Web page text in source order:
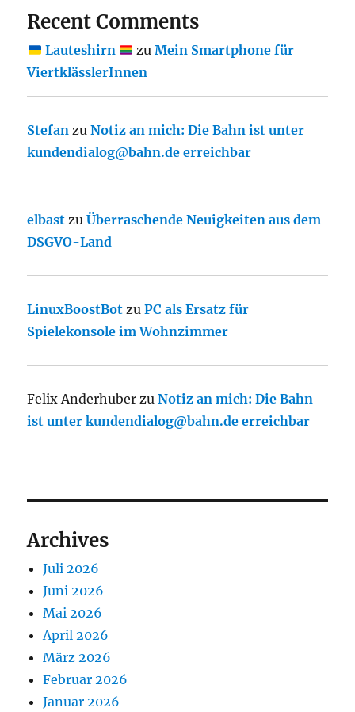
Recent Comments
Lauteshirn zu Mein Smartphone für
ViertklässlerInnen
Stefan zuNotiz an mich: Die Bahn ist unter
kundendialog@bahn.de erreichbar
elbast zuÜberraschende Neuigkeiten aus dem
DSGVO-Land
LinuxBoostBot zuPC als Ersatz für
Spielekonsole im Wohnzimmer
Felix Anderhuber zuNotiz an mich: Die Bahn
ist unter kundendialog@bahn.de erreichbar
Archives
Juli 2026
Juni 2026
Mai 2026
April 2026
März 2026
Februar 2026
Januar 2026